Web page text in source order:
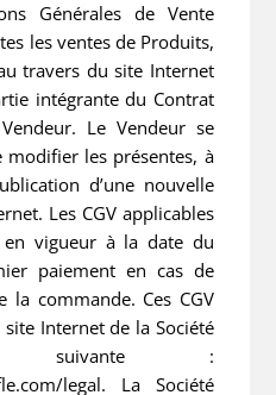
Générales de Vente
les ventes de Produits,
travers du site Internet
intégrante du Contrat
Le Vendeur se
les présentes, à
d’une nouvelle
Les CGV applicables
vigueur à la date du
paiement en cas de
la commande. Ces CGV
Internet de la Société
suivante :
legal. La Société